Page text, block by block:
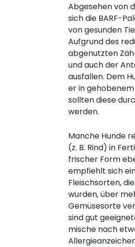
Abgesehen von
sich die BARF-
von gesunden
Aufgrund des
abgenutzten
und auch der
ausfallen. Dem
er in
sollten diese
werden.
Manche Hunde
(z. B. Rind) in
frischer Form
empfiehlt sich
Fleischsorten,
wurden, über
Gemüsesorte
sind gut
mische nach